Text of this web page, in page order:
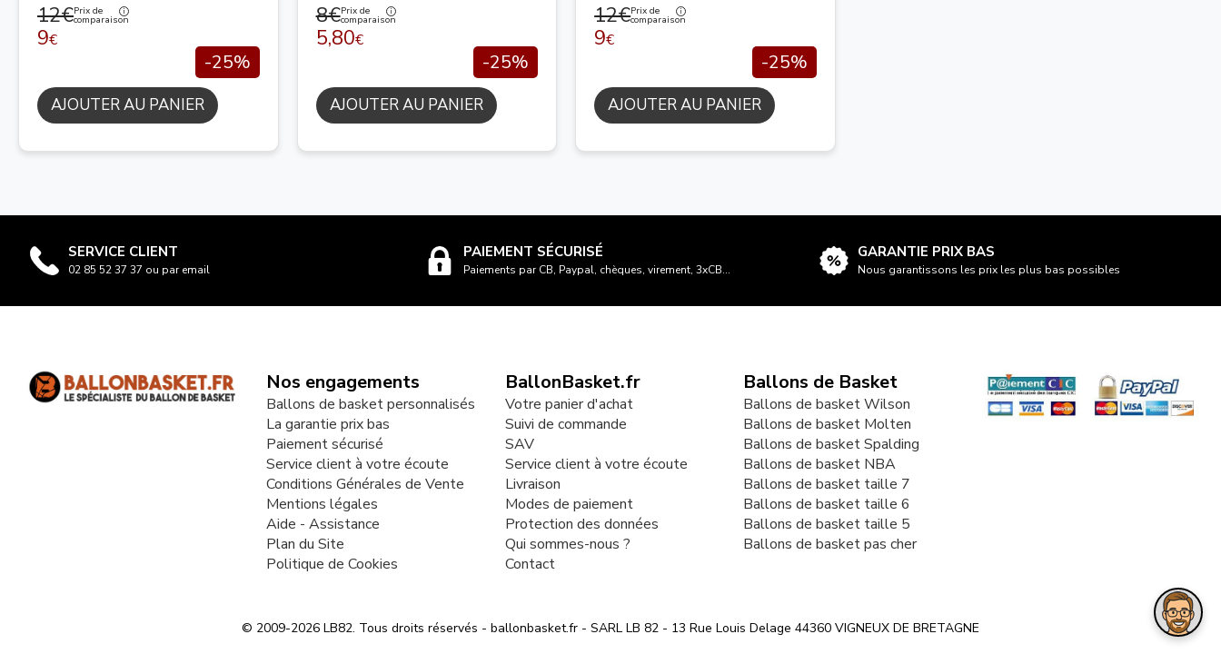
12€Prix de
comparaison
9€
-25%
AJOUTER AU PANIER
8€Prix de
comparaison
5,80€
-25%
AJOUTER AU PANIER
12€Prix de
comparaison
9€
-25%
AJOUTER AU PANIER
SERVICE CLIENT
02 85 52 37 37 ou par email
PAIEMENT SÉCURISÉ
Paiements par CB, Paypal, chèques, virement, 3xCB...
GARANTIE PRIX BAS
Nous garantissons les prix les plus bas possibles
Nos engagements
Ballons de basket personnalisés
La garantie prix bas
Paiement sécurisé
Service client à votre écoute
Conditions Générales de Vente
Mentions légales
Aide - Assistance
Plan du Site
Politique de Cookies
BallonBasket.fr
Votre panier d'achat
Suivi de commande
SAV
Service client à votre écoute
Livraison
Modes de paiement
Protection des données
Qui sommes-nous ?
Contact
Ballons de Basket
Ballons de basket Wilson
Ballons de basket Molten
Ballons de basket Spalding
Ballons de basket NBA
Ballons de basket taille 7
Ballons de basket taille 6
Ballons de basket taille 5
Ballons de basket pas cher
© 2009-2026 LB82. Tous droits réservés - ballonbasket.fr - SARL LB 82 - 13 Rue Louis Delage 44360 VIGNEUX DE BRETAGNE